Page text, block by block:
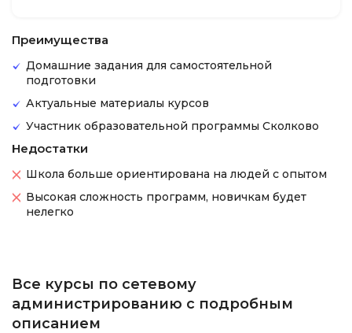
Преимущества
Домашние задания для самостоятельной
подготовки
Актуальные материалы курсов
Участник образовательной программы Сколково
Недостатки
Школа больше ориентирована на людей с опытом
Высокая сложность программ, новичкам будет
нелегко
Все курсы по сетевому
администрированию с подробным
описанием